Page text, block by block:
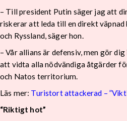
– Till president Putin säger jag att
riskerar att leda till en direkt
och Ryssland, säger hon.
– Vår allians är defensiv, men gör
att vidta alla nödvändiga åtgärder
och Natos territorium.
Läs mer: Turistort attackerad –
“Riktigt hot”